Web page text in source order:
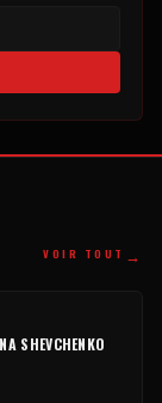
VOIR TOUT →
SHEVCHENKO